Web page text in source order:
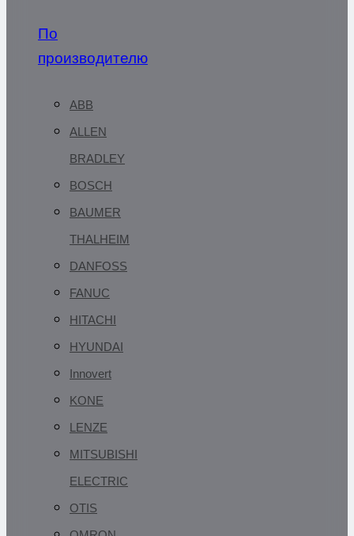
По
производителю
ABB
ALLEN
BRADLEY
BOSCH
BAUMER
THALHEIM
DANFOSS
FANUC
HITACHI
HYUNDAI
Innovert
KONE
LENZE
MITSUBISHI
ELECTRIC
OTIS